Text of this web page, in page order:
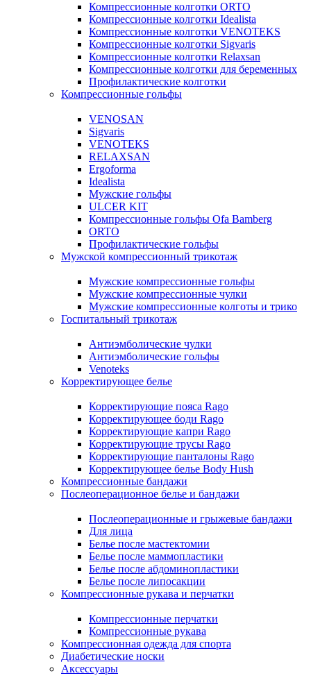
Компрессионные колготки ORTO
Компрессионные колготки Idealista
Компрессионные колготки VENOTEKS
Компрессионные колготки Sigvaris
Компрессионные колготки Relaxsan
Компрессионные колготки для беременных
Профилактические колготки
Компрессионные гольфы
VENOSAN
Sigvaris
VENOTEKS
RELAXSAN
Ergoforma
Idealista
Мужские гольфы
ULCER KIT
Компрессионные гольфы Ofa Bamberg
ORTO
Профилактические гольфы
Мужской компрессионный трикотаж
Мужские компрессионные гольфы
Мужские компрессионные чулки
Мужские компрессионные колготы и трико
Госпитальный трикотаж
Антиэмболические чулки
Антиэмболические гольфы
Venoteks
Корректирующее белье
Корректирующие пояса Rago
Корректирующее боди Rago
Корректирующие капри Rago
Корректирующие трусы Rago
Корректирующие панталоны Rago
Корректирующее белье Body Hush
Компрессионные бандажи
Послеоперационное белье и бандажи
Послеоперационные и грыжевые бандажи
Для лица
Белье после мастектомии
Белье после маммопластики
Белье после абдоминопластики
Белье после липосакции
Компрессионные рукава и перчатки
Компрессионные перчатки
Компрессионные рукава
Компрессионная одежда для спорта
Диабетические носки
Аксессуары